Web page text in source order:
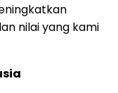
nilai yang kami